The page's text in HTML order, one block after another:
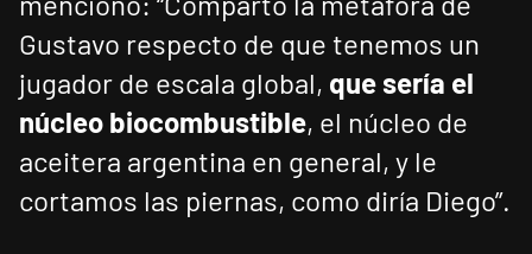
Gustavo respecto de que tenemos un
jugador de escala global, que sería el
núcleo biocombustible, el núcleo de
aceitera argentina en general, y le
cortamos las piernas, como diría Diego”.